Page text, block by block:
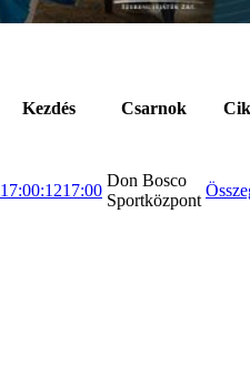
Kezdés Csarnok
17:00:1217:00
Don Bosco
Sportközpont